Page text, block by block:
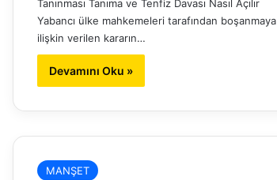
Tanınması Tanıma ve Tenfiz Davası Nasıl Açılır
Yabancı ülke mahkemeleri tarafından boşanmaya
ilişkin verilen kararın…
Devamını Oku »
MANŞET